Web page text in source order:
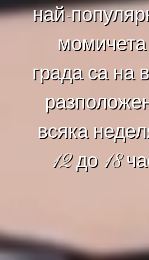
най-
града са на
всяка
12 до 18